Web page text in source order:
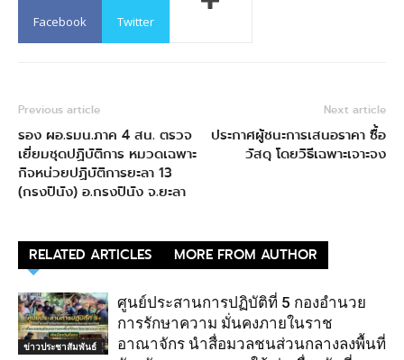
Facebook Twitter
Previous article
รอง ผอ.รมน.ภาค 4 สน. ตรวจ
เยี่ยมชุดปฏิบัติการ หมวดเฉพาะ
กิจหน่วยปฏิบัติการยะลา 13
(กรงปินัง) อ.กรงปินัง จ.ยะลา
Next article
ประกาศผู้ชนะการเสนอราคา ซื้อ
วัสดุ โดยวิธีเฉพาะเจาะจง
RELATED ARTICLES MORE FROM AUTHOR
ข่าวประชาสัมพันธ์
ศูนย์ประสานการปฏิบัติที่ 5 กองอำนวย
การรักษาความ มั่นคงภายในราช
อาณาจักร นำสื่อมวลชนส่วนกลางลงพื้นที่